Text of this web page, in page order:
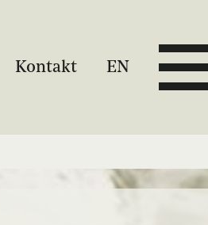
Kontakt EN